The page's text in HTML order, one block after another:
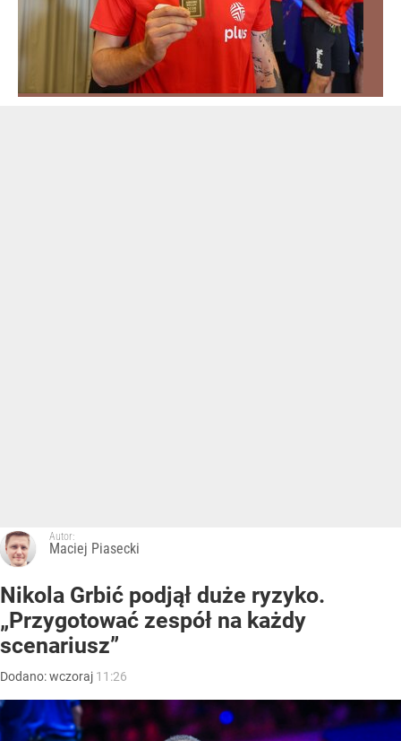
Autor:
Maciej Piasecki
Nikola Grbić podjął duże ryzyko.
„Przygotować zespół na każdy
scenariusz”
Dodano:wczoraj 11:26